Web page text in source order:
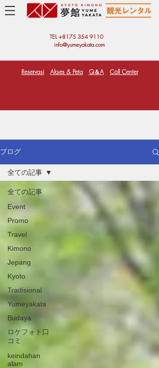
TEL +8175 354 9110
info@yumeyakata.com
Reservasi Akses & Peta Q＆A Call Center
ブログ
全ての記事
Event
Promo
Travel
Kimono
Jepang
Kyoto
Tradisional
Yumeyakata
Budaya
ロケフォト口
コミ
keindahan
alam
全ての記事